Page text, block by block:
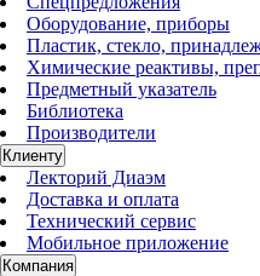
Оборудование, приборы
Пластик, стекло,
Химические реактивы,
Предметный указатель
Библиотека
Производители
Клиенту
Лекторий Диаэм
Доставка и оплата
Технический сервис
Мобильное приложение
Компания